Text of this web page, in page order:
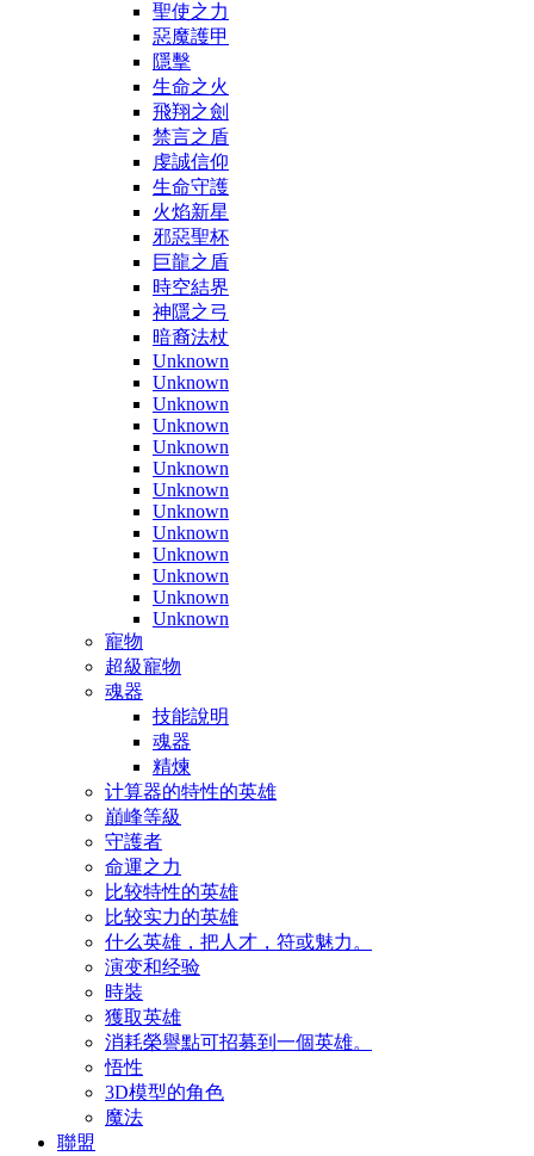
聖使之力
惡魔護甲
隱擊
生命之火
飛翔之劍
禁言之盾
虔誠信仰
生命守護
火焰新星
邪惡聖杯
巨龍之盾
時空結界
神隱之弓
暗裔法杖
Unknown
Unknown
Unknown
Unknown
Unknown
Unknown
Unknown
Unknown
Unknown
Unknown
Unknown
Unknown
Unknown
寵物
超級寵物
魂器
技能說明
魂器
精煉
计算器的特性的英雄
巔峰等級
守護者
命運之力
比较特性的英雄
比较实力的英雄
什么英雄，把人才，符或魅力。
演变和经验
時裝
獲取英雄
消耗榮譽點可招募到一個英雄。
悟性
3D模型的角色
魔法
聯盟